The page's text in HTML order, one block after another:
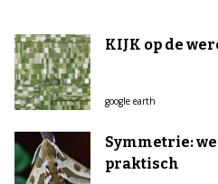
KIJK op de
google earth
Symmetrie:
praktisch